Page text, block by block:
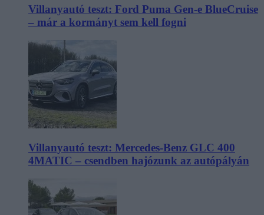
Villanyautó teszt: Ford Puma Gen-e BlueCruise
– már a kormányt sem kell fogni
Villanyautó teszt: Mercedes-Benz GLC 400
4MATIC – csendben hajózunk az autópályán